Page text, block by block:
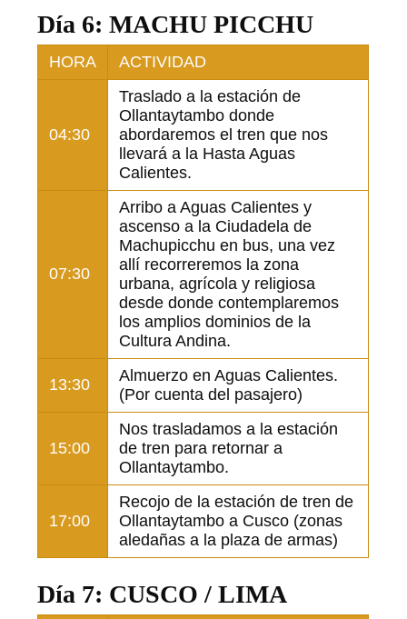
Día 6: MACHU PICCHU
HORA ACTIVIDAD
04:30
Traslado a la estación de
Ollantaytambo donde
abordaremos el tren que nos
llevará a la Hasta Aguas
Calientes.
07:30
Arribo a Aguas Calientes y
ascenso a la Ciudadela de
Machupicchu en bus, una vez
allí recorreremos la zona
urbana, agrícola y religiosa
desde donde contemplaremos
los amplios dominios de la
Cultura Andina.
13:30
Almuerzo en Aguas Calientes.
(Por cuenta del pasajero)
15:00
Nos trasladamos a la estación
de tren para retornar a
Ollantaytambo.
17:00
Recojo de la estación de tren de
Ollantaytambo a Cusco (zonas
aledañas a la plaza de armas)
Día 7: CUSCO / LIMA